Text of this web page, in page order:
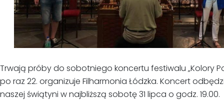
Trwają próby do sobotniego koncertu festiwalu „Kolory
po raz 22. organizuje Filharmonia Łódzka. Koncert
naszej świątyni w najbliższą sobotę 31 lipca o godz. 19.00.